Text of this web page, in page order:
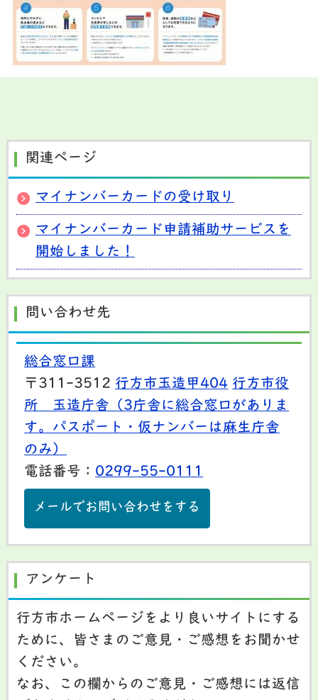
関連ページ
マイナンバーカードの受け取り
マイナンバーカード申請補助サービスを
開始しました！
問い合わせ先
総合窓口課
〒311-3512 行方市玉造甲404 行方市役
所 玉造庁舎（3庁舎に総合窓口がありま
す。パスポート・仮ナンバーは麻生庁舎
のみ）
電話番号： 0299-55-0111
メールでお問い合わせをする
アンケート
行方市ホームページをより良いサイトにする
ために、皆さまのご意見・ご感想をお聞かせ
ください。
なお、この欄からのご意見・ご感想には返信